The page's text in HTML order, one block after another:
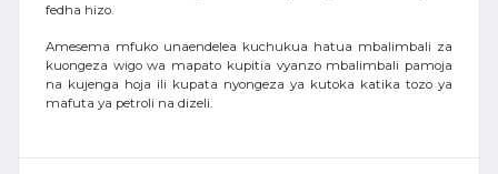
fedha hizo.
Amesema mfuko unaendelea kuchukua hatua mbalimbali za
kuongeza wigo wa mapato kupitia vyanzo mbalimbali pamoja
na kujenga hoja ili kupata nyongeza ya kutoka katika tozo ya
mafuta ya petroli na dizeli.